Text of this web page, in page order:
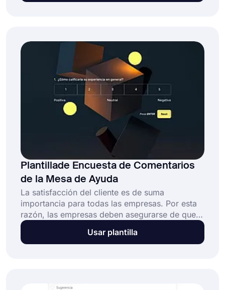
Plantillade Encuesta de Comentarios
de la Mesa de Ayuda
La satisfacción del cliente es de suma
importancia para todas las empresas. Por esta
razón, las empresas deben asegurarse de que
su equipo de atención al cliente funcione de
manera eficaz. Con una encuesta de
Usar plantilla